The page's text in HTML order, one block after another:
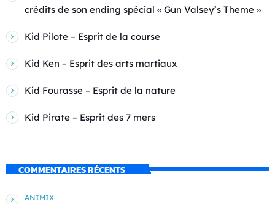
crédits de son ending spécial « Gun Valsey’s Theme »
Kid Pilote – Esprit de la course
Kid Ken – Esprit des arts martiaux
Kid Fourasse – Esprit de la nature
Kid Pirate – Esprit des 7 mers
COMMENTAIRES RÉCENTS
ANIMIX